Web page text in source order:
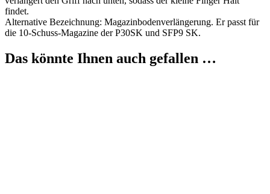
findet.
Alternative Bezeichnung: Magazinbodenverlängerung. Er passt für
die 10-Schuss-Magazine der P30SK und SFP9 SK.
Das könnte Ihnen auch gefallen …